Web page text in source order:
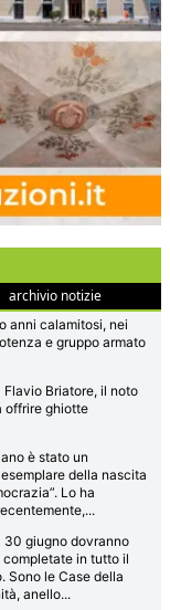
archivio notizie
anni calamitosi, nei
e gruppo armato
Flavio Briatore, il noto
offrire ghiotte
è stato un
della nascita
Lo ha
...
30 giugno dovranno
completate in tutto il
Sono le Case della
anello...